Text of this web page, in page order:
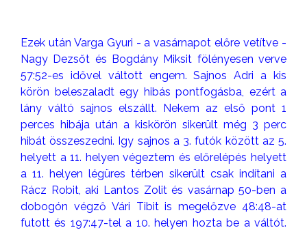
Ezek után Varga Gyuri - a vasárnapot előre vetítve -
Nagy Dezsőt és Bogdány Miksit fölényesen verve
57:52-es idővel váltott engem. Sajnos Adri a kis
körön beleszaladt egy hibás pontfogásba, ezért a
lány váltó sajnos elszállt. Nekem az első pont 1
perces hibája után a kiskörön sikerült még 3 perc
hibát összeszedni. Igy sajnos a 3. futók között az 5.
helyett a 11. helyen végeztem és előrelépés helyett
a 11. helyen légüres térben sikerült csak indítani a
Rácz Robit, aki Lantos Zolit és vasárnap 50-ben a
dobogón végző Vári Tibit is megelőzve 48:48-at
futott és 197:47-tel a 10. helyen hozta be a váltót.